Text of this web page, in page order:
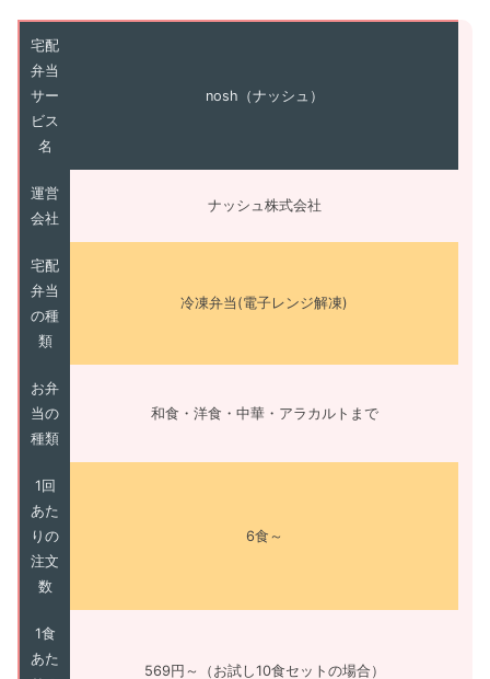
宅配
弁当
サー
ビス
名
nosh（ナッシュ）
運営
会社
ナッシュ株式会社
宅配
弁当
の種
類
冷凍弁当(電子レンジ解凍)
お弁
当の
種類
和食・洋食・中華・アラカルトまで
1回
あた
りの
注文
数
6食～
1食
あた
569円～（お試し10食セットの場合）